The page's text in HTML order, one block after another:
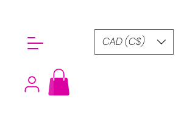
CAD (C$)